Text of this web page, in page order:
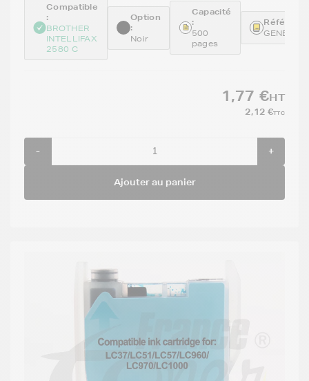
Compatible
:
BROTHER
INTELLIFAX
2580 C
Option
:
Noir
Capacité
:
500
pages
1,77 €HT
2,12 €TTC
- +
Ajouter au panier